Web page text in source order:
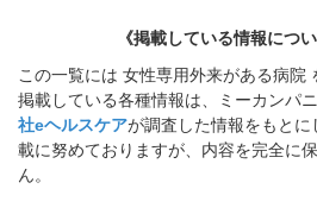
《掲載している情報につ
この一覧には 女性専用外来がある病院
掲載している各種情報は、ミーカンパ
社eヘルスケアが調査した情報をもと
載に努めておりますが、内容を完全に
ん。